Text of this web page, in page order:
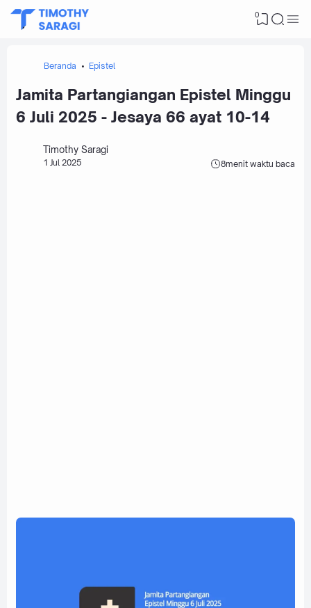
0
Beranda Epistel
Jamita Partangiangan Epistel Minggu
6 Juli 2025 - Jesaya 66 ayat 10-14
Timothy Saragi
1 Jul 2025 8menit waktu baca